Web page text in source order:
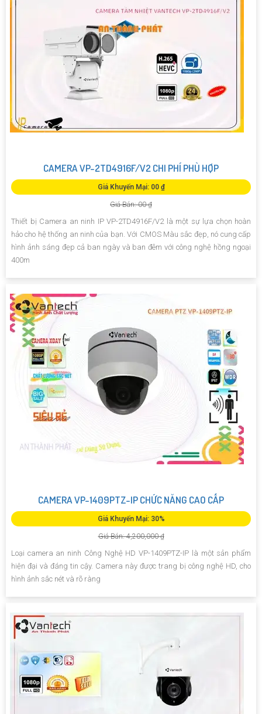
CAMERA VP-2TD4916F/V2 CHI PHÍ PHÙ HỢP
Giá Khuyến Mại: 00 ₫
Giá Bán: 00 ₫
Thiết bị Camera an ninh IP VP-2TD4916F/V2 là một sự lựa chọn hoàn
hảo cho hệ thống an ninh của bạn. Với CMOS Màu sắc đẹp, nó cung cấp
hình ảnh sáng đẹp cả ban ngày và ban đêm với công nghệ hồng ngoại
400m
CAMERA VP-1409PTZ-IP CHỨC NĂNG CAO CẤP
Giá Khuyến Mại: 30%
Giá Bán: 4,200,000 ₫
Loại camera an ninh Công Nghệ HD VP-1409PTZ-IP là một sản phẩm
hiện đại và đáng tin cậy. Camera này được trang bị công nghệ HD, cho
hình ảnh sắc nét và rõ ràng